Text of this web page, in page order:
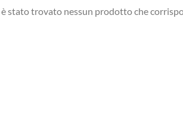
stato trovato nessun prodotto che